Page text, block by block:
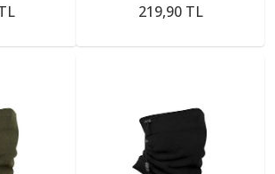
219,90 TL